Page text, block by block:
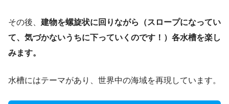
その後、 建物を螺旋状に回りながら（スロープになってい
て、気づかないうちに下っていくのです！）各水槽を楽し
みます。
水槽にはテーマがあり、世界中の海域を再現しています。